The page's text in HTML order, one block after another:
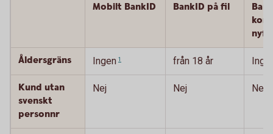
Mobilt BankID BankID på fil
kort
Åldersgräns Ingen 1 från 18 år
Kund utan
svenskt
personnr
Nej Nej Nej